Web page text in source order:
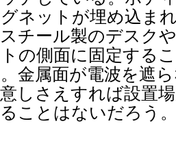
ネットが埋め込ま
チール製のデスク
の側面に固定する
金属面が電波を遮
しさえすれば設置
ことはないだろう